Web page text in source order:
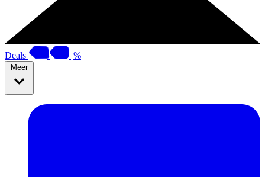
Deals %
Meer